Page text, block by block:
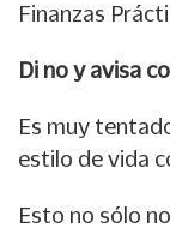
Finanzas
Di no y avisa
Es muy
estilo de vida
Esto no sólo